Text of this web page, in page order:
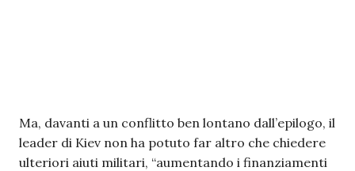
Ma, davanti a un conflitto ben lontano dall’epilogo, il
leader di Kiev non ha potuto far altro che chiedere
ulteriori aiuti militari, “aumentando i finanziamenti